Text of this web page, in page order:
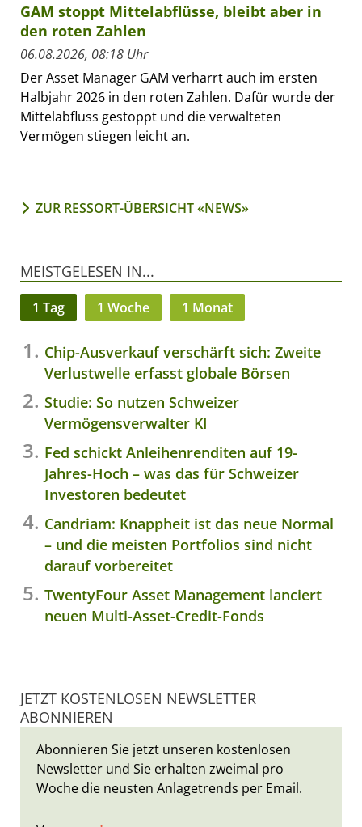
GAM stoppt Mittelabflüsse, bleibt aber in
den roten Zahlen
06.08.2026, 08:18 Uhr
Der Asset Manager GAM verharrt auch im ersten
Halbjahr 2026 in den roten Zahlen. Dafür wurde der
Mittelabfluss gestoppt und die verwalteten
Vermögen stiegen leicht an.
ZUR RESSORT-ÜBERSICHT «NEWS»
MEISTGELESEN IN...
1 Tag 1 Woche 1 Monat
Chip-Ausverkauf verschärft sich: Zweite
Verlustwelle erfasst globale Börsen
Studie: So nutzen Schweizer
Vermögensverwalter KI
Fed schickt Anleihenrenditen auf 19-
Jahres-Hoch – was das für Schweizer
Investoren bedeutet
Candriam: Knappheit ist das neue Normal
– und die meisten Portfolios sind nicht
darauf vorbereitet
TwentyFour Asset Management lanciert
neuen Multi-Asset-Credit-Fonds
JETZT KOSTENLOSEN NEWSLETTER
ABONNIEREN
Abonnieren Sie jetzt unseren kostenlosen
Newsletter und Sie erhalten zweimal pro
Woche die neusten Anlagetrends per Email.